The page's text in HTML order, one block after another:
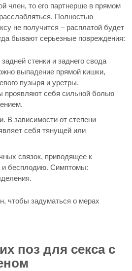
член, то его партнерше в прямом
Полностью
не получится – расплатой будет
бывают серьезные повреждения:
стенки и заднего свода
выпадение прямой кишки,
пузыря и уретры.
проявляют себя сильной болью
В зависимости от степени
себя тянущей или
связок, приводящее к
и бесплодию. Симптомы:
чтобы задуматься о мерах
поз для секса с